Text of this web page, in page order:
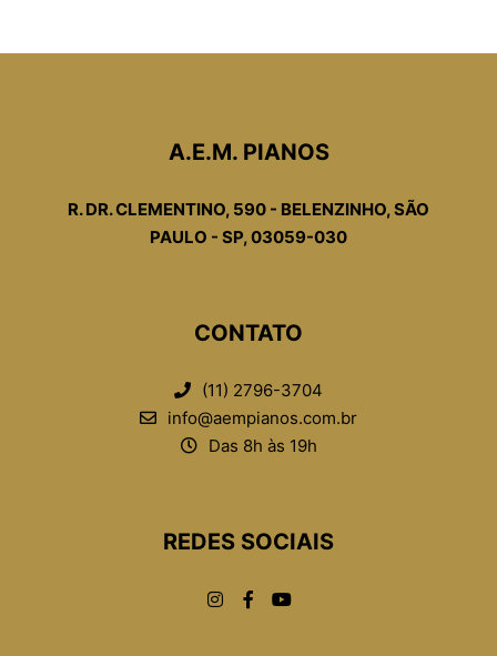
A.E.M. PIANOS
R. DR. CLEMENTINO, 590 - BELENZINHO, SÃO
PAULO - SP, 03059-030
CONTATO
(11) 2796-3704
info@aempianos.com.br
Das 8h às 19h
REDES SOCIAIS